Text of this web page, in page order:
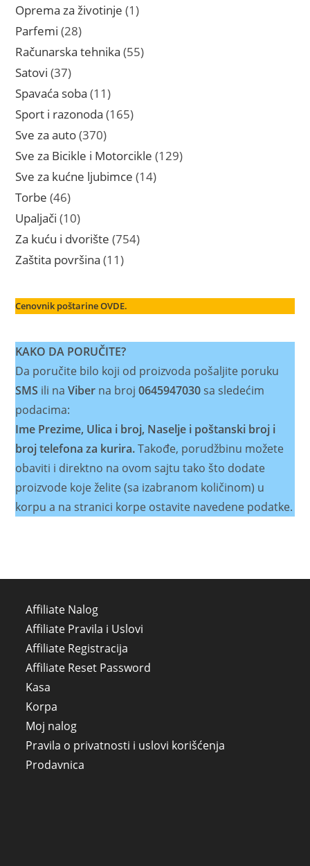
Oprema za životinje 11
Parfemi 2828
proizvoda
Računarska tehnika 5555
Satovi 3737
proizvoda
Spavaća soba 1111
proizvoda
Sport i razonoda 165165
Sve za auto 370370
proizvoda
Sve za Bicikle i Motorcikle 129129
Sve za kućne ljubimce 1414
Torbe 4646
proizvoda
Upaljači 1010
proizvoda
Za kuću i dvorište 754754
Zaštita površina 1111
Cenovnik poštarine OVDE.
KAKO DA PORUČITE?
Da poručite bilo koji od proizvoda pošaljite poruku
SMS ili naViber na broj0645947030sa sledećim
podacima:
Ime Prezime, Ulica i broj, Naselje i poštanski broj i
broj telefona za kurira.Takođe, porudžbinu možete
obaviti i direktno na ovom sajtu tako što dodate
proizvode koje želite (sa izabranom količinom) u
korpu a na stranici korpe ostavite navedene podatke.
Affiliate Nalog
Affiliate Pravila i Uslovi
Affiliate Registracija
Affiliate Reset Password
Kasa
Korpa
Moj nalog
Pravila o privatnosti i uslovi korišćenja
Prodavnica